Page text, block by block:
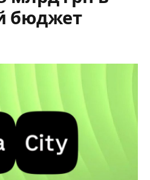
бюджет